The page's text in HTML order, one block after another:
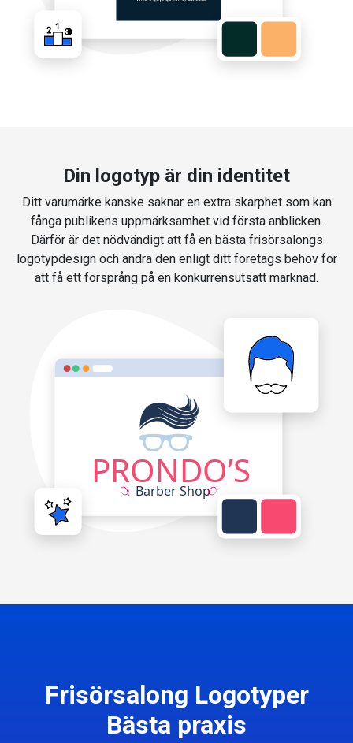
Din logotyp är din identitet
Ditt varumärke kanske saknar en extra skarphet som kan
fånga publikens uppmärksamhet vid första anblicken.
Därför är det nödvändigt att få en bästa frisörsalongs
logotypdesign och ändra den enligt ditt företags behov för
att få ett försprång på en konkurrensutsatt marknad.
Frisörsalong Logotyper
Bästa praxis